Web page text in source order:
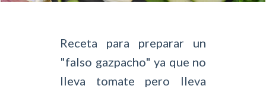
Receta para preparar un
"falso gazpacho" ya que no
lleva tomate pero lleva